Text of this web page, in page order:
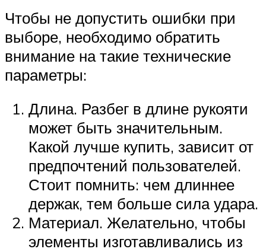
Чтобы не допустить ошибки при
выборе, необходимо обратить
внимание на такие технические
параметры:
Длина. Разбег в длине рукояти
может быть значительным.
Какой лучше купить, зависит от
предпочтений пользователей.
Стоит помнить: чем длиннее
держак, тем больше сила удара.
Материал. Желательно, чтобы
элементы изготавливались из